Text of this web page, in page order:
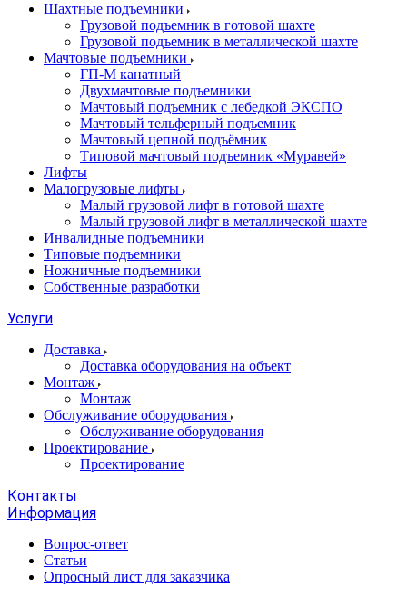
Шахтные подъемники
Грузовой подъемник в готовой шахте
Грузовой подъемник в металлической шахте
Мачтовые подъемники
ГП-М канатный
Двухмачтовые подъемники
Мачтовый подъемник с лебедкой ЭКСПО
Мачтовый тельферный подъемник
Мачтовый цепной подъёмник
Типовой мачтовый подъемник «Муравей»
Лифты
Малогрузовые лифты
Малый грузовой лифт в готовой шахте
Малый грузовой лифт в металлической шахте
Инвалидные подъемники
Типовые подъемники
Ножничные подъемники
Собственные разработки
Услуги
Доставка
Доставка оборудования на объект
Монтаж
Монтаж
Обслуживание оборудования
Обслуживание оборудования
Проектирование
Проектирование
Контакты
Информация
Вопрос-ответ
Статьи
Опросный лист для заказчика